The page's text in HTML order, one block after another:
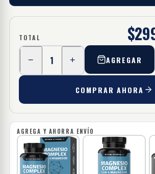
TOTAL
− 1 + AGREGAR
COMPRAR AHORA
AGREGA Y AHORRA ENVÍO